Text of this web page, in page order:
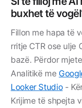
buxhet të
Fillon me hapa të
rritje CTR ose ulje
bazë. Përdor
Analitikë me
Looker Studio-
Krijime të shpejta